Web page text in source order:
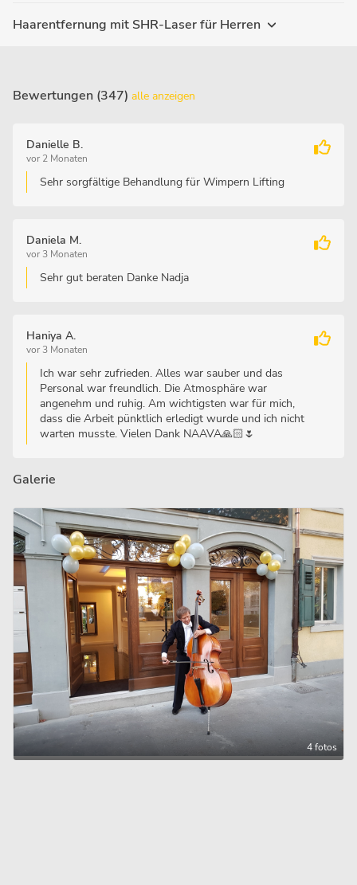
Haarentfernung mit SHR-Laser für Herren
Bewertungen (347) alle anzeigen
Danielle B.
vor 2 Monaten
Sehr sorgfältige Behandlung für Wimpern Lifting
Daniela M.
vor 3 Monaten
Sehr gut beraten Danke Nadja
Haniya A.
vor 3 Monaten
Ich war sehr zufrieden. Alles war sauber und das
Personal war freundlich. Die Atmosphäre war
angenehm und ruhig. Am wichtigsten war für mich,
dass die Arbeit pünktlich erledigt wurde und ich nicht
warten musste. Vielen Dank NAAVA🙏🏻🌷
Galerie
4 fotos